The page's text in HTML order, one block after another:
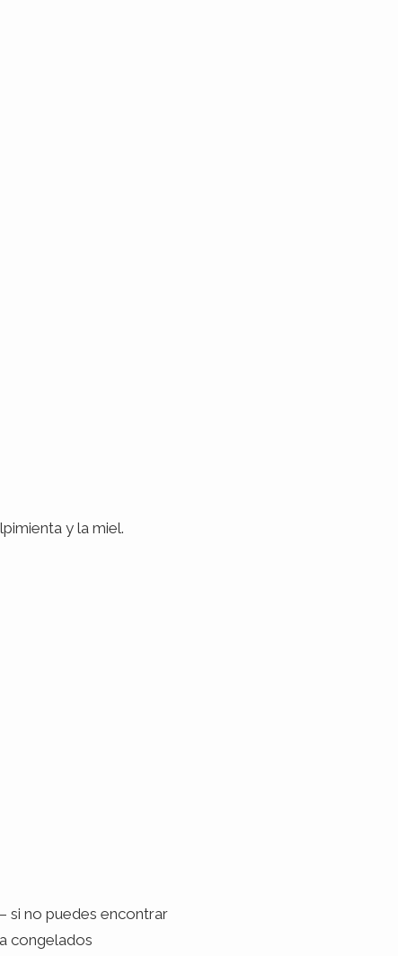
y la miel.
si no puedes encontrar
congelados